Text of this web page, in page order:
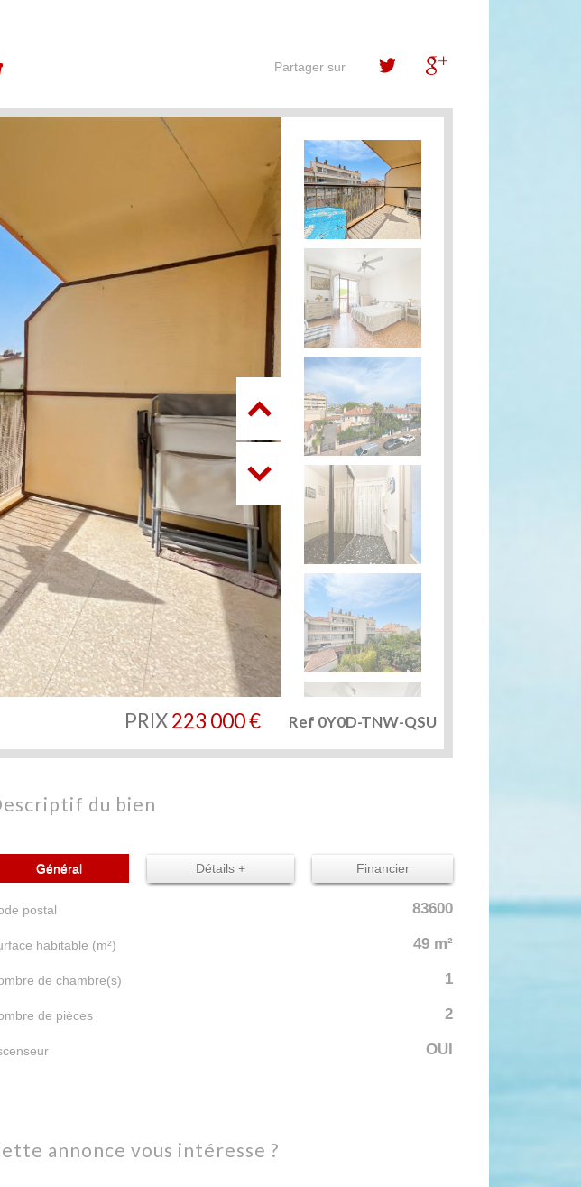
Partager sur
PRIX223 000€ Ref 0Y0D-TNW-QSU
descriptif du bien
Général Détails + Financier
postal 83600
habitable (m²) 49 m²
de chambre(s) 1
de pièces 2
OUI
cette annonce vous intéresse ?